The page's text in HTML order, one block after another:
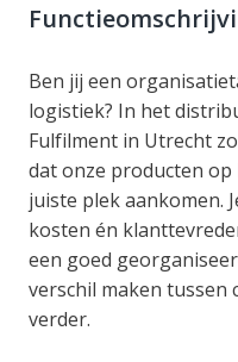
Ben jij een
logistiek? In het
Fulfilment in Utrecht
dat onze producten
juiste plek aankomen.
kosten én
een goed
verschil maken tussen
verder.